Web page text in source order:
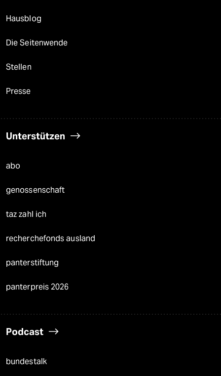
Hausblog
Die Seitenwende
Stellen
Presse
Unterstützen
abo
genossenschaft
taz zahl ich
recherchefonds ausland
panterstiftung
panterpreis 2026
Podcast
bundestalk